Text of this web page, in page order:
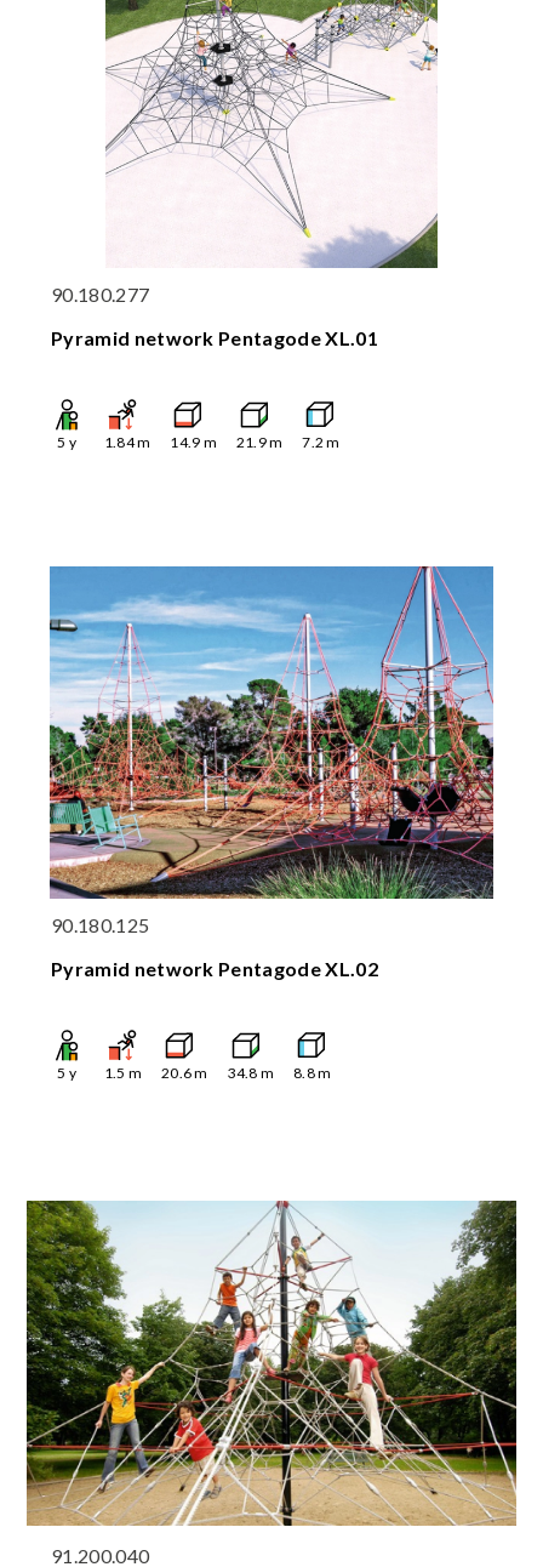
90.180.277
Pyramid network Pentagode XL.01
5 y 1.84m 14.9 m 21.9m 7.2 m
90.180.125
Pyramid network Pentagode XL.02
5 y 1.5 m 20.6m 34.8 m 8.8m
91.200.040